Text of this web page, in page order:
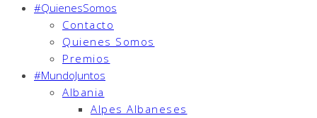
#QuienesSomos
Contacto
Quienes Somos
Premios
#MundoJuntos
Albania
Alpes Albaneses